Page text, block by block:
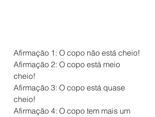
Afirmação 1: O copo não está cheio!
Afirmação 2: O copo está meio
cheio!
Afirmação 3: O copo está quase
cheio!
Afirmação 4: O copo tem mais um